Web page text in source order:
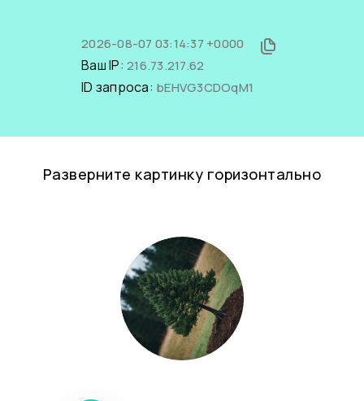
2026-08-07 03:14:37 +0000
Ваш IP: 216.73.217.62
ID запроса: bEHVG3CDOqM1
Разверните картинку горизонтально